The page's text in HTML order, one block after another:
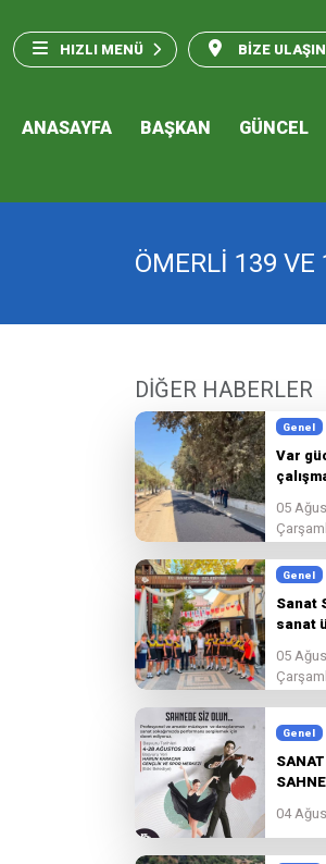
HIZLI MENÜ BİZE ULAŞIN
ANASAYFA BAŞKAN GÜNCEL
ÖMERLİ 139
DİĞER HABERLER
Genel
Var
05
Genel
Sanat
sanat
birlikte
05
Genel
SAHNE
04